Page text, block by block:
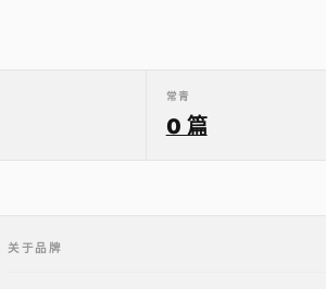
常青
0 篇
关于品牌